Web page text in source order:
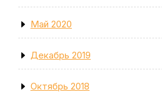
Май 2020
Декабрь 2019
Октябрь 2018